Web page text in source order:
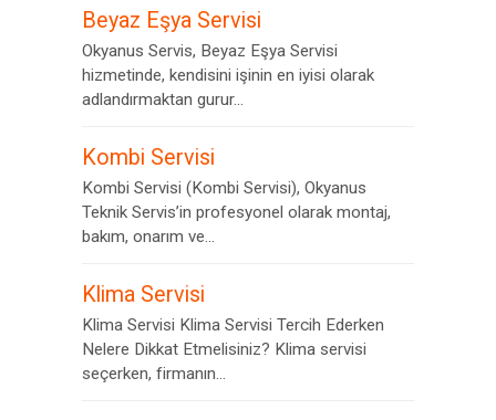
Beyaz Eşya Servisi
Okyanus Servis, Beyaz Eşya Servisi
hizmetinde, kendisini işinin en iyisi olarak
adlandırmaktan gurur...
Kombi Servisi
Kombi Servisi (Kombi Servisi), Okyanus
Teknik Servis’in profesyonel olarak montaj,
bakım, onarım ve...
Klima Servisi
Klima Servisi Klima Servisi Tercih Ederken
Nelere Dikkat Etmelisiniz? Klima servisi
seçerken, firmanın...